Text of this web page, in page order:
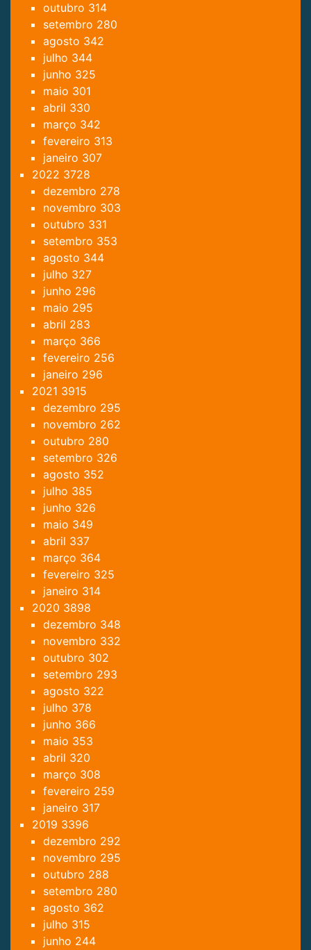
outubro 314
setembro 280
agosto 342
julho 344
junho 325
maio 301
abril 330
março 342
fevereiro 313
janeiro 307
2022 3728
dezembro 278
novembro 303
outubro 331
setembro 353
agosto 344
julho 327
junho 296
maio 295
abril 283
março 366
fevereiro 256
janeiro 296
2021 3915
dezembro 295
novembro 262
outubro 280
setembro 326
agosto 352
julho 385
junho 326
maio 349
abril 337
março 364
fevereiro 325
janeiro 314
2020 3898
dezembro 348
novembro 332
outubro 302
setembro 293
agosto 322
julho 378
junho 366
maio 353
abril 320
março 308
fevereiro 259
janeiro 317
2019 3396
dezembro 292
novembro 295
outubro 288
setembro 280
agosto 362
julho 315
junho 244